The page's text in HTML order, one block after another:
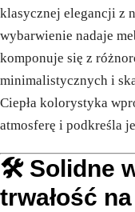
klasycznej elegancji z
wybarwienie nadaje
komponuje się z
minimalistycznych i
Ciepła kolorystyka
atmosferę i podkreśla
🛠 Solidne
trwałość